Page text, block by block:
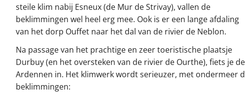
steile klim nabij Esneux (de Mur de Strivay), vallen de
beklimmingen wel heel erg mee. Ook is er een lange afdaling
van het dorp Ouffet naar het dal van de rivier de Neblon.
Na passage van het prachtige en zeer toeristische plaatsje
Durbuy (en het oversteken van de rivier de Ourthe), fiets je de
Ardennen in. Het klimwerk wordt serieuzer, met ondermeer
beklimmingen: